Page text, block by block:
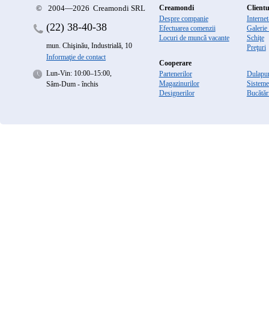
© 2004—2026 Creamondi SRL
(22) 38-40-38
mun. Chişinău, Industrială, 10
Informaţie de contact
Lun-Vin: 10:00–15:00,
Sâm-Dum - închis
Creamondi
Despre companie
Efectuarea comenzii
Locuri de muncă vacante
Schiţe
Preţuri
Cooperare
Partenerilor
Magazinurilor
Designerilor